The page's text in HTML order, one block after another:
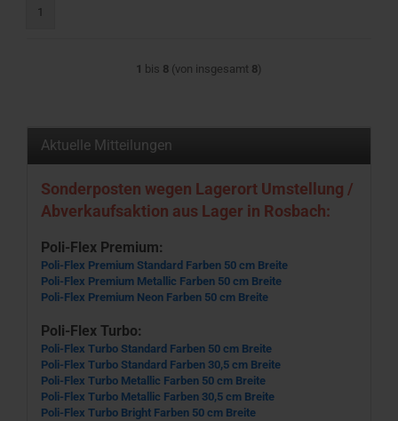
1
1 bis 8 (von insgesamt 8)
Aktuelle Mitteilungen
Sonderposten wegen Lagerort Umstellung /
Abverkaufsaktion aus Lager in Rosbach:
Poli-Flex Premium:
Poli-Flex Premium Standard Farben 50 cm Breite
Poli-Flex Premium Metallic Farben 50 cm Breite
Poli-Flex Premium Neon Farben 50 cm Breite
Poli-Flex Turbo:
Poli-Flex Turbo Standard Farben 50 cm Breite
Poli-Flex Turbo Standard Farben 30,5 cm Breite
Poli-Flex Turbo Metallic Farben 50 cm Breite
Poli-Flex Turbo Metallic Farben 30,5 cm Breite
Poli-Flex Turbo Bright Farben 50 cm Breite